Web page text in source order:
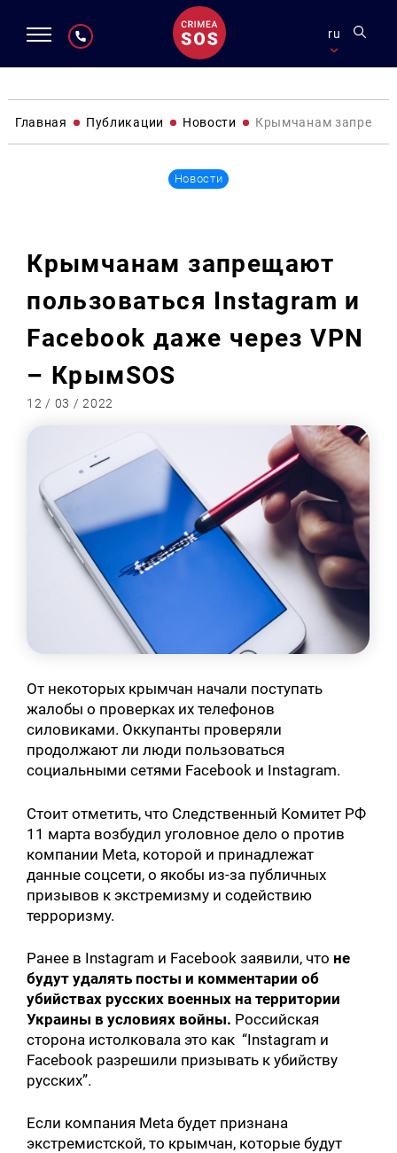
ru
Главная Публикации Новости Крымчанам
Новости
Крымчанам запрещают
пользоваться Instagram и
Facebook даже через VPN
– КрымSOS
12 / 03 / 2022
От некоторых крымчан начали поступать
жалобы о проверках их телефонов
силовиками. Оккупанты проверяли
продолжают ли люди пользоваться
социальными сетями Facebook и Instagram.
Стоит отметить, что Следственный Комитет РФ
11 марта возбудил уголовное дело о против
компании Meta, которой и принадлежат
данные соцсети, о якобы из-за публичных
призывов к экстремизму и содействию
терроризму.
Ранее в Instagram и Facebook заявили, что не
будут удалять посты и комментарии об
убийствах русских военных на территории
Украины в условиях войны. Российская
сторона истолковала это как “Instagram и
Facebook разрешили призывать к убийству
русских”.
Если компания Meta будет признана
экстремистской, то крымчан, которые будут